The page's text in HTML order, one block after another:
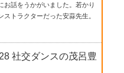
お話をうかがいました。若かり
ストラクターだった安蒜先生。
社交ダンスの茂呂豊